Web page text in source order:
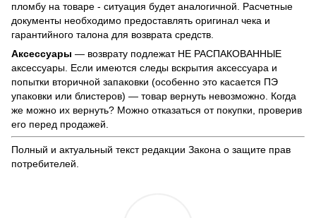
пломбу на товаре - ситуация будет аналогичной. Расчетные
документы необходимо предоставлять оригинал чека и
гарантийного талона для возврата средств.
Аксессуары — возврату подлежат НЕ РАСПАКОВАННЫЕ
аксессуары. Если имеются следы вскрытия аксессуара и
попытки вторичной запаковки (особенно это касается ПЭ
упаковки или блистеров) — товар вернуть невозможно. Когда
же можно их вернуть? Можно отказаться от покупки, проверив
его перед продажей.
Полный и актуальный текст редакции Закона о защите прав
потребителей.